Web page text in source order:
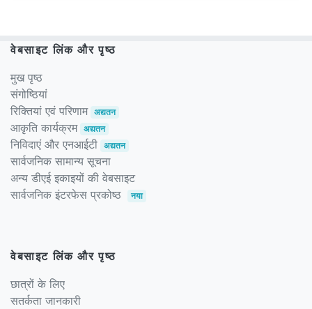
वेबसाइट लिंक और पृष्ठ
मुख पृष्ठ
संगोष्ठियां
रिक्तियां एवं परिणाम अद्यतन
आकृति कार्यक्रम अद्यतन
निविदाएं और एनआईटी अद्यतन
सार्वजनिक सामान्य सूचना
अन्य डीएई इकाइयों की वेबसाइट
सार्वजनिक इंटरफेस प्रकोष्ठ
नया
वेबसाइट लिंक और पृष्ठ
छात्रों के लिए
सतर्कता जानकारी